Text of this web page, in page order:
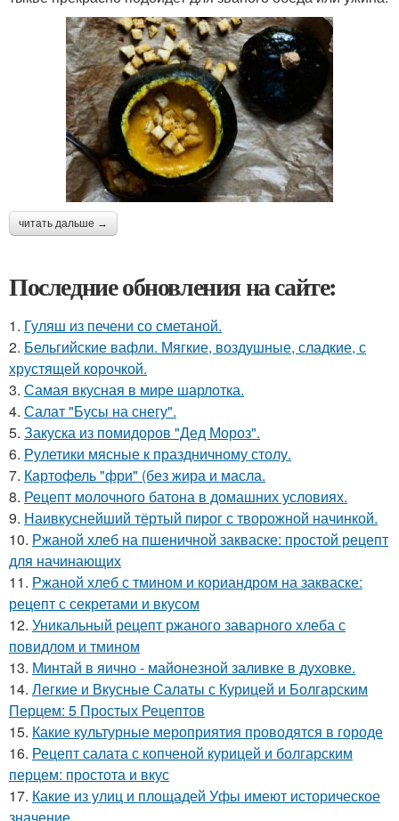
читать дальше →
Последние обновления на сайте:
1. Гуляш из печени со сметаной.
2. Бельгийские вафли. Мягкие, воздушные, сладкие, с
хрустящей корочкой.
3. Самая вкусная в мире шарлотка.
4. Салат "Бусы на снегу".
5. Закуска из помидоров "Дед Мороз".
6. Рулетики мясные к праздничному столу.
7. Картофель "фри" (без жира и масла.
8. Рецепт молочного батона в домашних условиях.
9. Наивкуснейший тёртый пирог с творожной начинкой.
10. Ржаной хлеб на пшеничной закваске: простой рецепт
для начинающих
11. Ржаной хлеб с тмином и кориандром на закваске:
рецепт с секретами и вкусом
12. Уникальный рецепт ржаного заварного хлеба с
повидлом и тмином
13. Минтай в яично - майонезной заливке в духовке.
14. Легкие и Вкусные Салаты с Курицей и Болгарским
Перцем: 5 Простых Рецептов
15. Какие культурные мероприятия проводятся в городе
16. Рецепт салата с копченой курицей и болгарским
перцем: простота и вкус
17. Какие из улиц и площадей Уфы имеют историческое